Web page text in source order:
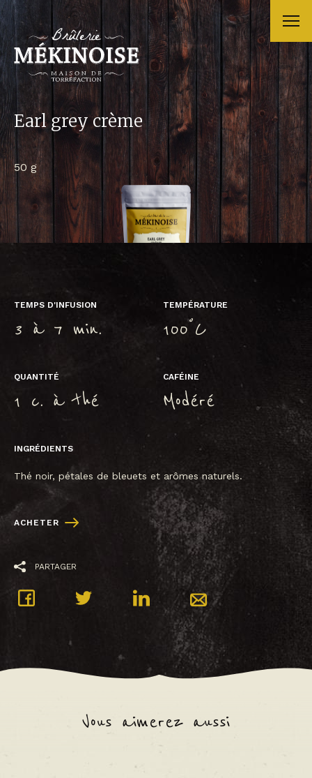
Earl grey crème
50 g
TEMPS D'INFUSION
3 à 7 min.
TEMPÉRATURE
100°C
QUANTITÉ
1 c. à thé
CAFÉINE
Modéré
INGRÉDIENTS
Thé noir, pétales de bleuets et arômes naturels.
ACHETER
PARTAGER
Vous aimerez aussi